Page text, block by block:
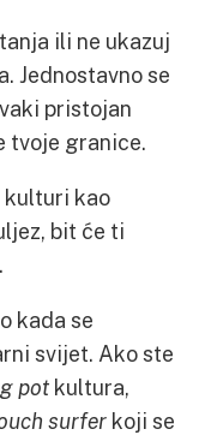
ili ne ukazuj
Jednostavno se
pristojan
tvoje granice.
kulturi kao
bit će ti
kada se
svijet. Ako ste
pot kultura,
surfer koji se